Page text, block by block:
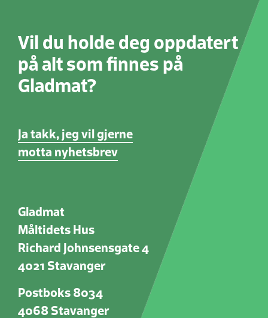
Vil du holde deg oppdatert
på alt som finnes på
Gladmat?
Ja takk, jeg vil gjerne
motta nyhetsbrev
Gladmat
Måltidets Hus
Richard Johnsensgate 4
4021 Stavanger
Postboks 8034
4068 Stavanger